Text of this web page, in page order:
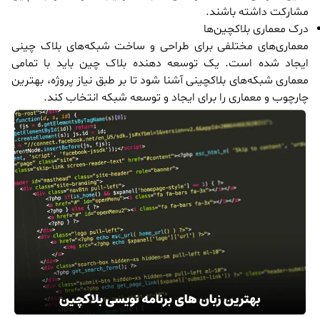
مشارکت داشته باشند.
درک معماری بلاکچین‌ها
معماری‌های مختلفی برای طراحی و ساخت شبکه‌های بلاک چینی
ایجاد شده است. یک توسعه دهنده بلاک چین باید با تمامی
معماری شبکه‌های بلاکچینی آشنا شود تا بر طبق نیاز پروژه، بهترین
چارچوب و معماری را برای ایجاد و توسعه شبکه انتخاب کند.